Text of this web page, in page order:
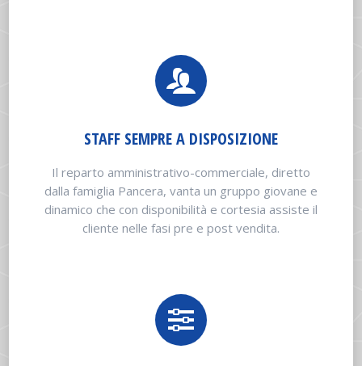
STAFF SEMPRE A DISPOSIZIONE
Il reparto amministrativo-commerciale, diretto
dalla famiglia Pancera, vanta un gruppo giovane e
dinamico che con disponibilità e cortesia assiste il
cliente nelle fasi pre e post vendita.